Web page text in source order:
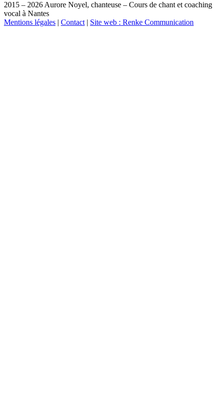
2015 – 2026 Aurore Noyel, chanteuse – Cours de chant et coaching
vocal à Nantes
Mentions légales | Contact | Site web : Renke Communication